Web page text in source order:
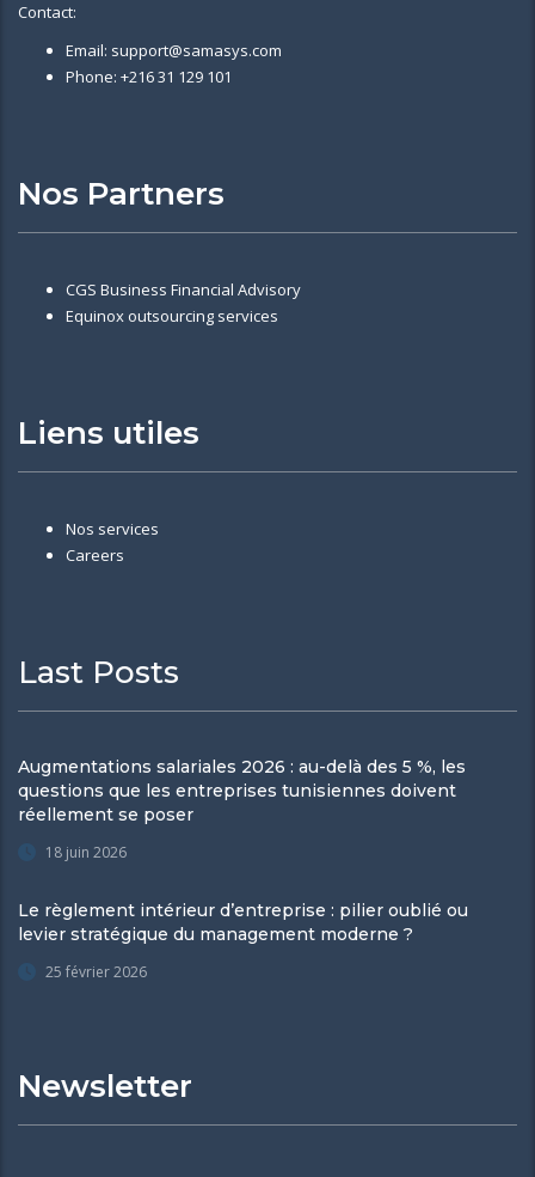
Contact:
Email: support@samasys.com
Phone: +216 31 129 101
Nos Partners
CGS Business Financial Advisory
Equinox outsourcing services
Liens utiles
Nos services
Careers
Last Posts
Augmentations salariales 2026 : au-delà des 5 %, les
questions que les entreprises tunisiennes doivent
réellement se poser
18 juin 2026
Le règlement intérieur d’entreprise : pilier oublié ou
levier stratégique du management moderne ?
25 février 2026
Newsletter